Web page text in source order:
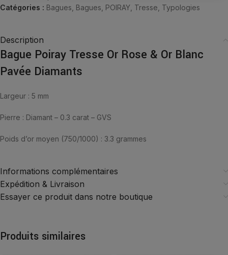
Catégories : Bagues Bagues POIRAY Tresse Typologies
Description
Bague Poiray Tresse Or Rose & Or Blanc
Pavée Diamants
Largeur : 5 mm
Pierre : Diamant – 0.3 carat – GVS
Poids d’or moyen (750/1000) : 3.3 grammes
Informations complémentaires
Expédition & Livraison
Essayer ce produit dans notre boutique
Produits similaires